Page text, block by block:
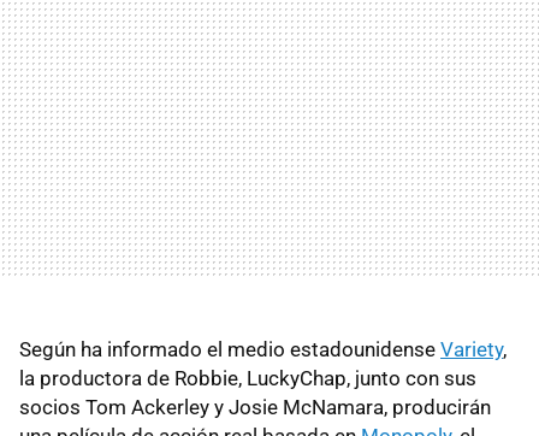
Según ha informado el medio estadounidense Variety,
la productora de Robbie, LuckyChap, junto con sus
socios Tom Ackerley y Josie McNamara, producirán